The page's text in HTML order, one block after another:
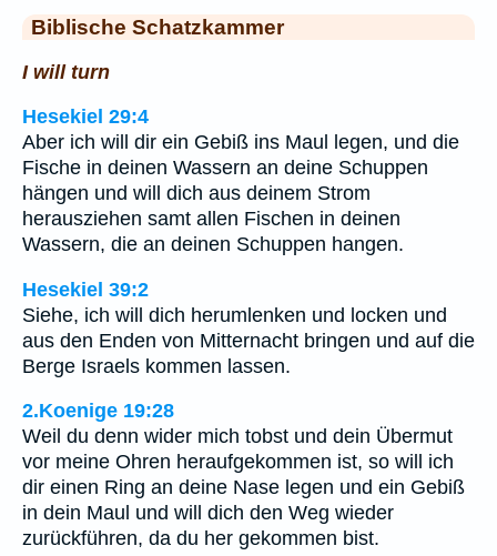
Biblische Schatzkammer
I will turn
Hesekiel 29:4
Aber ich will dir ein Gebiß ins Maul legen, und die
Fische in deinen Wassern an deine Schuppen
hängen und will dich aus deinem Strom
herausziehen samt allen Fischen in deinen
Wassern, die an deinen Schuppen hangen.
Hesekiel 39:2
Siehe, ich will dich herumlenken und locken und
aus den Enden von Mitternacht bringen und auf die
Berge Israels kommen lassen.
2.Koenige 19:28
Weil du denn wider mich tobst und dein Übermut
vor meine Ohren heraufgekommen ist, so will ich
dir einen Ring an deine Nase legen und ein Gebiß
in dein Maul und will dich den Weg wieder
zurückführen, da du her gekommen bist.